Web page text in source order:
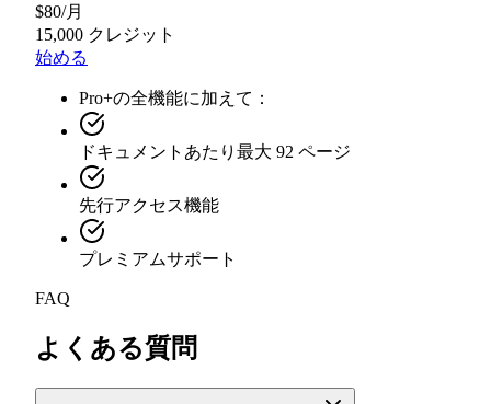
$80/月
15,000 クレジット
始める
Pro+の全機能に加えて：
ドキュメントあたり最大 92 ページ
先行アクセス機能
プレミアムサポート
FAQ
よくある質問